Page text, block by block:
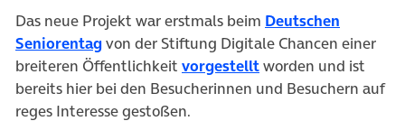
Das neue Projekt war erstmals beim Deutschen
Seniorentagvon der Stiftung Digitale Chancen einer
breiteren Öffentlichkeit vorgestelltworden und ist
bereits hier bei den Besucherinnen und Besuchern auf
reges Interesse gestoßen.